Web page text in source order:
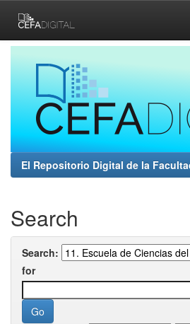
navigation
El Repositorio Digital de la
Search
Search:
for